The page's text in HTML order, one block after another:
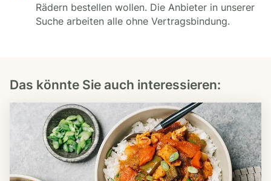
Rädern bestellen wollen. Die Anbieter in unserer
Suche arbeiten alle ohne Vertragsbindung.
Das könnte Sie auch interessieren: